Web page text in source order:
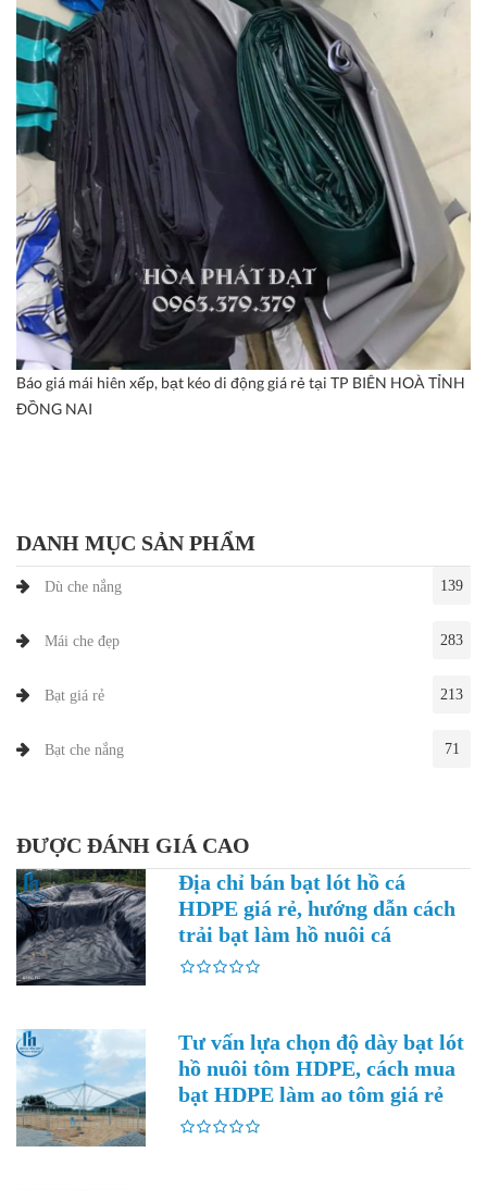
Báo giá mái hiên xếp, bạt kéo di động giá rẻ tại TP BIÊN HOÀ TỈNH
ĐỒNG NAI
DANH MỤC SẢN PHẨM
Dù che nắng 139
Mái che đẹp 283
Bạt giá rẻ 213
Bạt che nắng 71
ĐƯỢC ĐÁNH GIÁ CAO
Địa chỉ bán bạt lót hồ cá
HDPE giá rẻ, hướng dẫn cách
trải bạt làm hồ nuôi cá
Tư vấn lựa chọn độ dày bạt lót
hồ nuôi tôm HDPE, cách mua
bạt HDPE làm ao tôm giá rẻ